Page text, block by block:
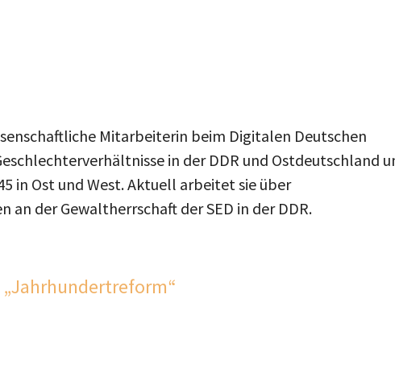
Mitarbeiterin beim Digitalen Deutschen
in der DDR und Ostdeutschland
in Ost und West. Aktuell arbeitet sie über
der Gewaltherrschaft der SED in der DDR.